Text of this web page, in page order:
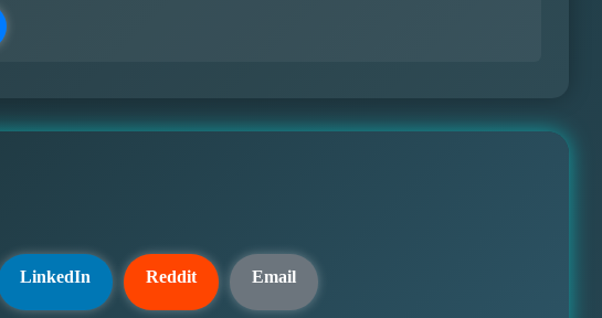
LinkedIn Reddit Email